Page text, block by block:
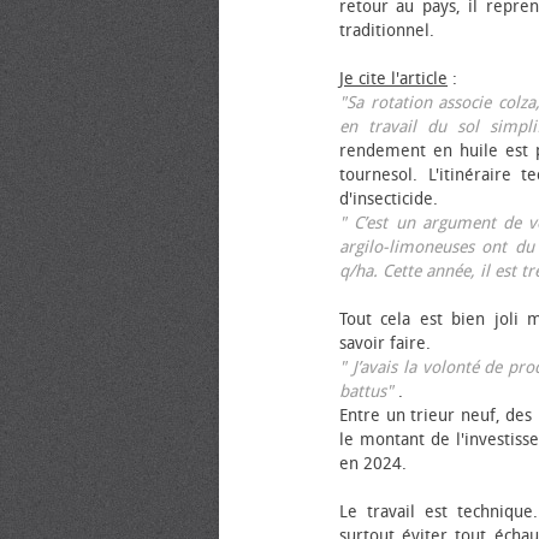
retour au pays, il
traditionnel.
Je cite l'article :
"Sa rotation associe
en travail du sol
rendement en huile est
tournesol. L'itinéraire
d'insecticide.
" C’est un argument de
argilo-limoneuses ont
q/ha. Cette année, il est
Tout cela est bien joli
savoir faire.
" J’avais la volonté de
battus".
Entre un trieur neuf, des
le montant de
en 2024.
Le travail est